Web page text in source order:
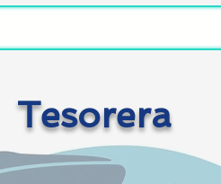
Tesorera